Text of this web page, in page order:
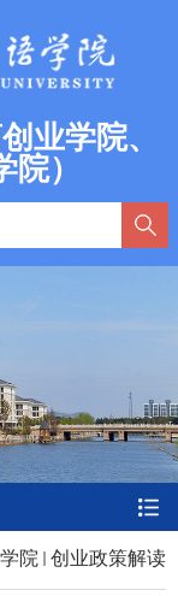
业学院、
）
院 创业政策解读